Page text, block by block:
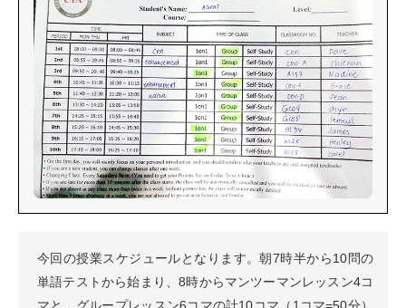
今回の授業スケジュールとなります。朝7時半から10問の
単語テストから始まり、8時からマンツーマンレッスン4コ
マと、グループレッスン6コマの計10コマ（1コマ=50分）